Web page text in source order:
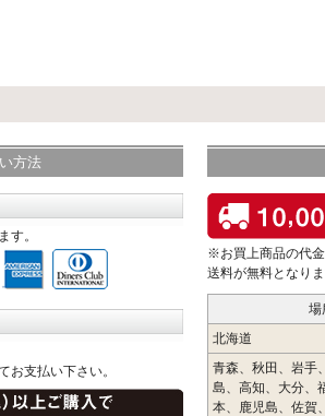
方法
す。
お支払い下さい。
※お買上商品の代金
送料が無料となり
場
北海道
青森、秋田、岩手
島、高知、大分、
本、鹿児島、佐賀